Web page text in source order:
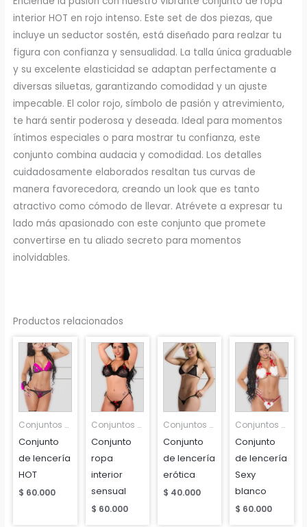
interior HOT en rojo intenso. Este set de dos piezas, que
incluye un seductor sostén, está diseñado para realzar tu
figura con confianza y sensualidad. La talla única graduable
y su excelente elasticidad se adaptan perfectamente a
diversas siluetas, garantizando comodidad y un ajuste
impecable. El color rojo, símbolo de pasión y atrevimiento,
te hará sentir poderosa y deseada. Ideal para momentos
íntimos especiales o para mostrar tu confianza, este
conjunto combina audacia y comodidad. Los detalles
cuidadosamente elaborados resaltan tus curvas de
manera favorecedora, creando un look que es tanto
atractivo como cómodo de llevar. Atrévete a expresar tu
lado más apasionado con este conjunto que promete
convertirse en tu aliado secreto para momentos
inolvidables.
Productos relacionados
Conjuntos y Sets
Conjunto
de lencería
HOT
$ 60.000
Conjuntos y Sets
Conjunto
ropa
interior
sensual
$ 60.000
Conjuntos y Sets
Conjunto
de lencería
erótica
$ 40.000
Conjuntos y Sets
Conjunto
de lencería
Sexy
blanco
$ 60.000